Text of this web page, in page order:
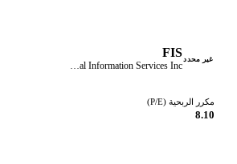
غير محدد FIS
Fidelity National Information Services Inc
مكرر الربحية (P/E)
8.10